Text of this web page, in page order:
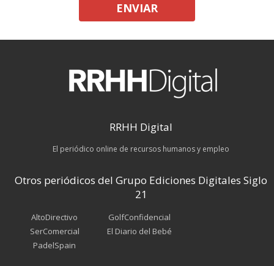
ENVIAR
RRHH Digital
El periódico online de recursos humanos y empleo
Otros periódicos del Grupo Ediciones Digitales Siglo
21
AltoDirectivo
SerComercial
PadelSpain
GolfConfidencial
El Diario del Bebé